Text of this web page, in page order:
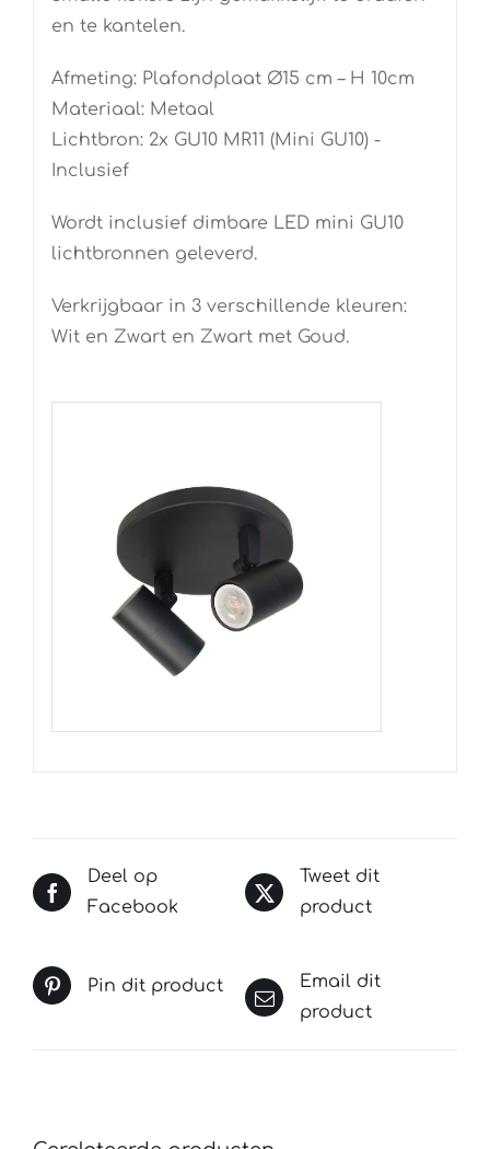
en te kantelen.
Afmeting: Plafondplaat Ø15 cm – H 10cm
Materiaal: Metaal
Lichtbron: 2x GU10 MR11 (Mini GU10) -
Inclusief
Wordt inclusief dimbare LED mini GU10
lichtbronnen geleverd.
Verkrijgbaar in 3 verschillende kleuren:
Wit en Zwart en Zwart met Goud.
Deel op
Facebook
Tweet dit
product
Pin dit product
Email dit
product